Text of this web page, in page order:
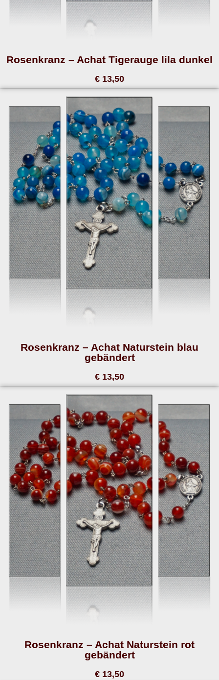
Rosenkranz – Achat Tigerauge lila dunkel
€ 13,50
Rosenkranz – Achat Naturstein blau
gebändert
€ 13,50
Rosenkranz – Achat Naturstein rot
gebändert
€ 13,50